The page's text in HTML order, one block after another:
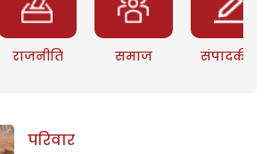
राजनीति समाज संपादकीय
परिवार